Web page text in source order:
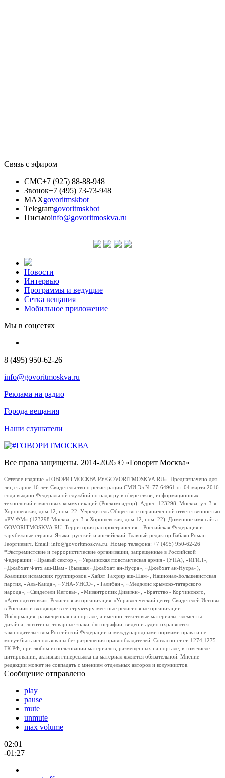
Связь с эфиром
СМС+7 (925) 88-88-948
Звонок+7 (495) 73-73-948
MAXgovoritmskbot
Telegramgovoritmskbot
Письмоinfo@govoritmoskva.ru
Новости
Интервью
Программы и ведущие
Сетка вещания
Мобильное приложение
Мы в соцсетях
8 (495) 950-62-26
info@govoritmoskva.ru
Реклама на радио
Города вещания
Наши слушатели
Все права защищены. 2014-2026 © «Говорит Москва»
Сетевое издание «ГОВОРИТМОСКВА.РУ/GOVORITMOSKVA.RU». Предназначено для
лиц старше 16 лет. Свидетельство о регистрации СМИ Эл № 77-64961 от 04 марта 2016
года выдано Федеральной службой по надзору в сфере связи, информационных
технологий и массовых коммуникаций (Роскомнадзор). Адрес: 123298, Москва, ул. 3-я
Хорошевская, дом 12, пом. 22. Учредитель Общество с ограниченной ответственностью
«РУ ФМ» (123298 Москва, ул. 3-я Хорошевская, дом 12, пом. 22). Доменное имя сайта
GOVORITMOSKVA.RU. Территория распространения – Российская Федерация и
зарубежные страны. Языки: русский и английский. Главный редактор Бабаян Роман
Георгиевич. Email: info@govoritmoskva.ru. Номер телефона: +7 (495) 950-62-26
*Экстремистские и террористические организации, запрещенные в Российской
Федерации: «Правый сектор», «Украинская повстанческая армия» (УПА), «ИГИЛ»,
«Джабхат Фатх аш-Шам» (бывшая «Джабхат ан-Нусра», «Джебхат ан-Нусра»),
Коалиция исламских группировок «Хайят Тахрир аш-Шам», Национал-Большевистская
партия, «Аль-Каида», «УНА-УНСО», «Талибан», «Меджлис крымско-татарского
народа», «Свидетели Иеговы», «Мизантропик Дивижн», «Братство» Корчинского,
«Артподготовка», Религиозная организация «Управленческий центр Свидетелей Иеговы
в России» и входящие в ее структуру местные религиозные организации.
Информация, размещенная на портале, а именно: текстовые материалы, элементы
дизайна, логотипы, товарные знаки, фотографии, видео и аудио охраняются
законодательством Российской Федерации и международными нормами права и не
могут быть использованы без разрешения правообладателей. Согласно ст.ст. 1274,1275
ГК РФ, при любом использовании материалов, размещенных на портале, в том числе
цитировании, активная гиперссылка на материал является обязательной. Мнение
редакции может не совпадать с мнением отдельных авторов и колумнистов.
Сообщение отправлено
play
pause
mute
unmute
max volume
02:01
-01:27